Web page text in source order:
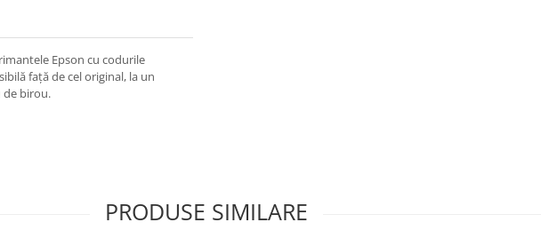
Epson cu codurile
față de cel original, la un
de birou.
PRODUSE SIMILARE